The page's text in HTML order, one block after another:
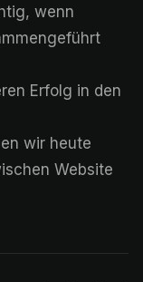
wenn
Erfolg in den
wir heute
Website